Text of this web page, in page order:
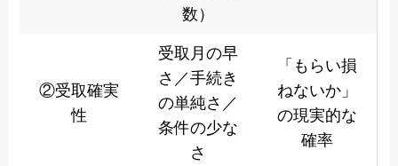
数）
②受取確実
性
受取月の早
さ／手続き
の単純さ／
条件の少な
さ
「もらい損
ねないか」
の現実的な
確率